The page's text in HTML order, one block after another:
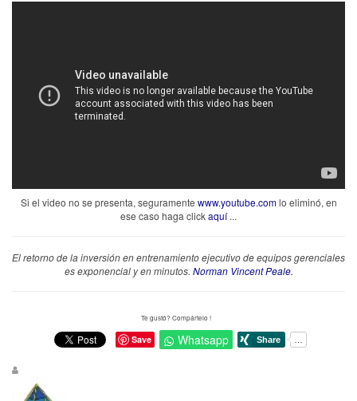
Si el video no se presenta, seguramente www.youtube.comlo eliminó, en
ese caso haga clickaquí...
El retorno de la inversión en entrenamiento ejecutivo de equipos gerenciales
es exponencial y en minutos. Norman Vincent Peale.
Te gustó? Compártelo !
Save Whatsapp